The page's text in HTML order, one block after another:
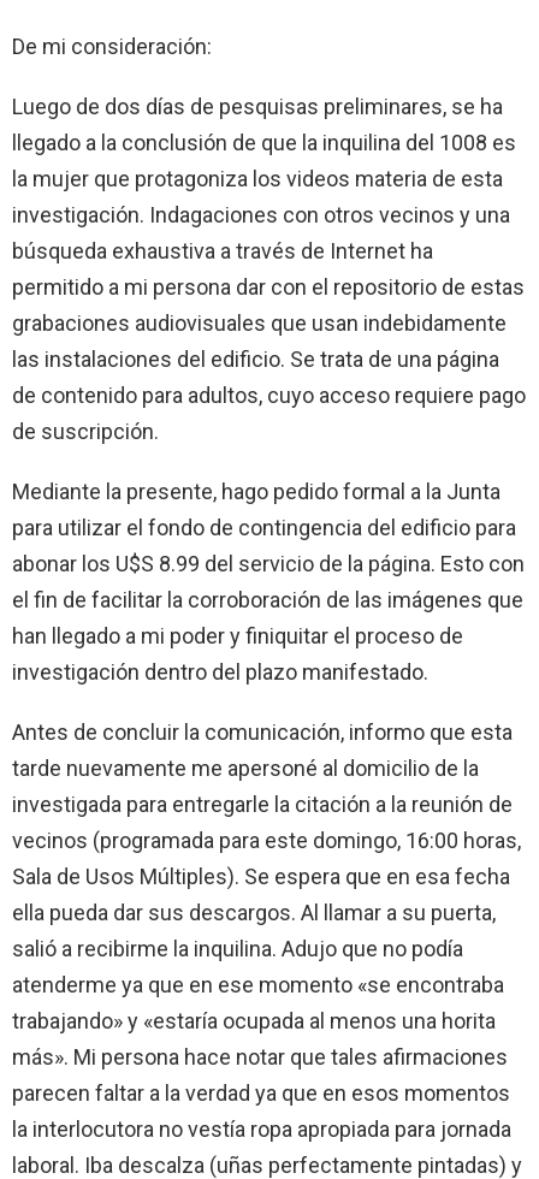
De mi consideración:
Luego de dos días de pesquisas preliminares, se ha
llegado a la conclusión de que la inquilina del 1008 es
la mujer que protagoniza los videos materia de esta
investigación. Indagaciones con otros vecinos y una
búsqueda exhaustiva a través de Internet ha
permitido a mi persona dar con el repositorio de estas
grabaciones audiovisuales que usan indebidamente
las instalaciones del edificio. Se trata de una página
de contenido para adultos, cuyo acceso requiere pago
de suscripción.
Mediante la presente, hago pedido formal a la Junta
para utilizar el fondo de contingencia del edificio para
abonar los U$S 8.99 del servicio de la página. Esto con
el fin de facilitar la corroboración de las imágenes que
han llegado a mi poder y finiquitar el proceso de
investigación dentro del plazo manifestado.
Antes de concluir la comunicación, informo que esta
tarde nuevamente me apersoné al domicilio de la
investigada para entregarle la citación a la reunión de
vecinos (programada para este domingo, 16:00 horas,
Sala de Usos Múltiples). Se espera que en esa fecha
ella pueda dar sus descargos. Al llamar a su puerta,
salió a recibirme la inquilina. Adujo que no podía
atenderme ya que en ese momento «se encontraba
trabajando» y «estaría ocupada al menos una horita
más». Mi persona hace notar que tales afirmaciones
parecen faltar a la verdad ya que en esos momentos
la interlocutora no vestía ropa apropiada para jornada
laboral. Iba descalza (uñas perfectamente pintadas) y